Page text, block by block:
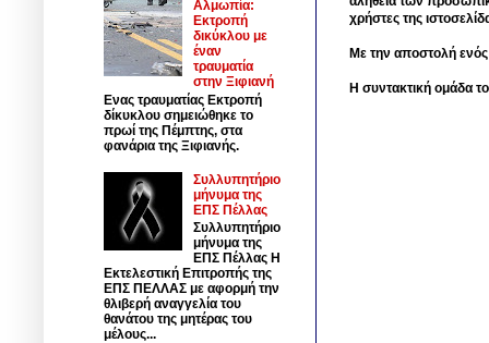
χρήστες της
Με την αποστολή
Η συντακτική ομάδα
Αλμωπία:
Εκτροπή
δικύκλου με
έναν
τραυματία
στην Ξιφιανή
Ενας τραυματίας Εκτροπή
δίκυκλου σημειώθηκε το
πρωί της Πέμπτης, στα
φανάρια της Ξιφιανής.
Συλλυπητήριο
μήνυμα της
ΕΠΣ Πέλλας
Συλλυπητήριο
μήνυμα της
ΕΠΣ Πέλλας Η
Εκτελεστική Επιτροπής της
ΕΠΣ ΠΕΛΛΑΣ με αφορμή την
θλιβερή αναγγελία του
θανάτου της μητέρας του
μέλους...